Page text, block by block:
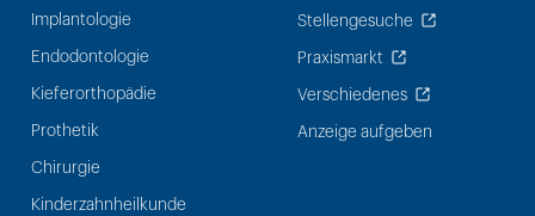
Implantologie
Endodontologie
Kieferorthopädie
Prothetik
Chirurgie
Kinderzahnheilkunde
Stellengesuche
Praxismarkt
Verschiedenes
Anzeige aufgeben